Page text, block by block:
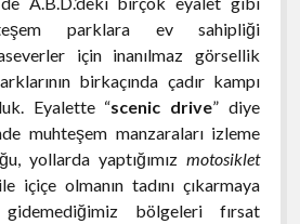
parklara ev sahipliği
için inanılmaz görsellik
birkaçında çadır kampı
Eyalette “scenic drive” diye
muhteşem manzaraları izleme
yollarda yaptığımızmotosiklet
içiçe olmanın tadını çıkarmaya
bölgeleri fırsat